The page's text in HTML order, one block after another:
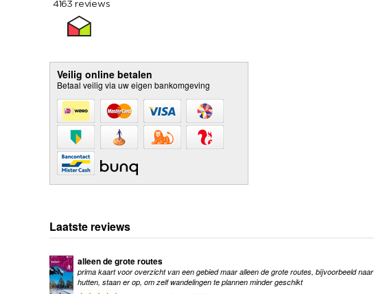
Veilig online betalen
Betaal veilig via uw eigen bankomgeving
Laatste reviews
alleen de grote routes
prima kaart voor overzicht van een gebied maar alleen de grote routes, bijvoorbeeld naar
hutten, staan er op, om zelf wandelingen te plannen minder geschikt